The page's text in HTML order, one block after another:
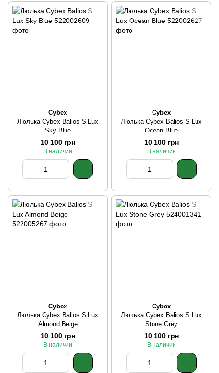
Cybex
Люлька Cybex Balios S Lux
Sky Blue
10 100 грн
В наличии
Cybex
Люлька Cybex Balios S Lux
Ocean Blue
10 100 грн
В наличии
Cybex
Люлька Cybex Balios S Lux
Almond Beige
10 100 грн
В наличии
Cybex
Люлька Cybex Balios S Lux
Stone Grey
10 100 грн
В наличии